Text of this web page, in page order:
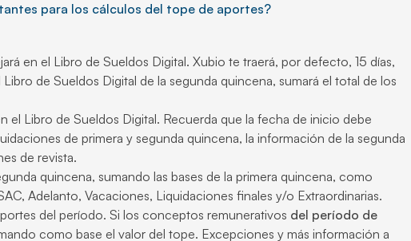
para los cálculos del tope de aportes?
en el Libro de Sueldos Digital. Xubio te traerá, por defecto, 15 días,
de Sueldos Digital de la segunda quincena, sumará el total de los
el Libro de Sueldos Digital. Recuerda que la fecha de inicio debe
de primera y segunda quincena, la información de la segunda
de revista.
quincena, sumando las bases de la primera quincena, como
Adelanto, Vacaciones, Liquidaciones finales y/o Extraordinarias.
del período. Si los conceptos remunerativos del período de
como base el valor del tope. Excepciones y más información a